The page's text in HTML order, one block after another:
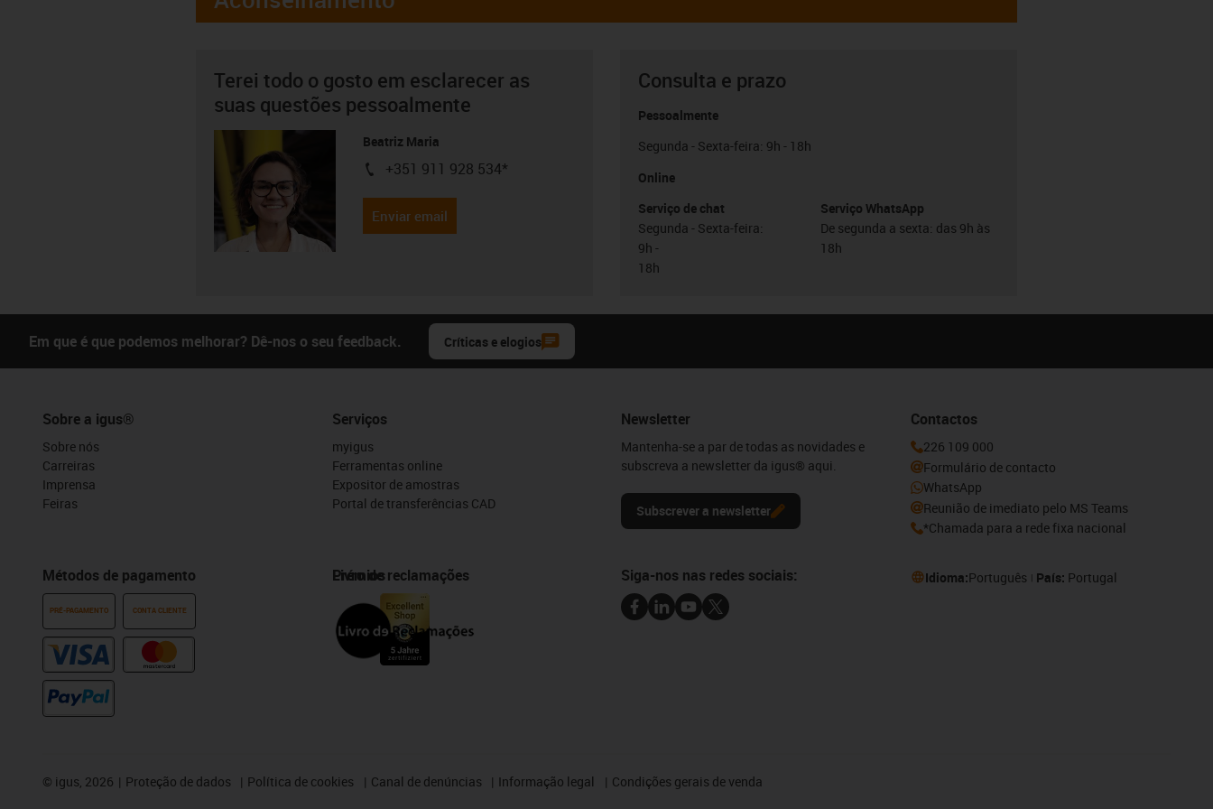
Terei todo o gosto em esclarecer as
suas questões pessoalmente
Beatriz Maria
igus-icon-phone
+351 911 928 534*
Enviar email
Consulta e prazo
Pessoalmente
Segunda - Sexta-feira: 9h - 18h
Online
Serviço de chat
Segunda - Sexta-feira:
9h -
18h
Serviço WhatsApp
De segunda a sexta: das 9h às
18h
Em que é que podemos melhorar? Dê-nos o seu feedback. Críticas e elogios
Sobre a igus®
Sobre nós
Carreiras
Imprensa
Feiras
Métodos de pagamento
PRÉ-PAGAMENTO CONTA CLIENTE
Serviços
myigus
Ferramentas online
Expositor de amostras
Portal de transferências CAD
Prémios
Livro de reclamações
Newsletter
Mantenha-se a par de todas as novidades e
subscreva a newsletter da igus® aqui.
Subscrever a newsletter
Contactos
226 109 000
Formulário de contacto
WhatsApp
Reunião de imediato pelo MS Teams
*Chamada para a rede fixa nacional
Siga-nos nas redes sociais: Idioma:Português País: Portugal
© igus, 2026 Proteção de dados Política de cookies Canal de denúncias Informação legal Condições gerais de venda